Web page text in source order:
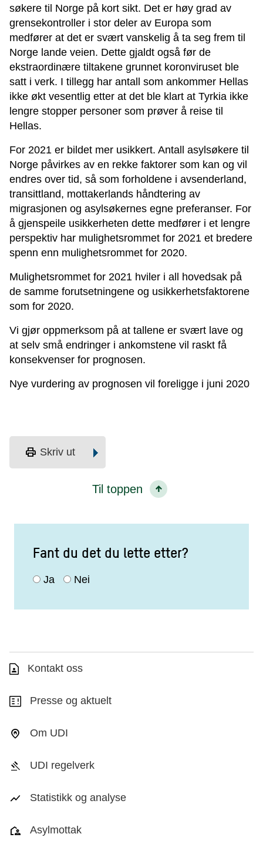
søkere til Norge på kort sikt. Det er høy grad av
grensekontroller i stor deler av Europa som
medfører at det er svært vanskelig å ta seg frem til
Norge lande veien. Dette gjaldt også før de
ekstraordinære tiltakene grunnet koronviruset ble
satt i verk. I tillegg har antall som ankommer Hellas
ikke økt vesentlig etter at det ble klart at Tyrkia ikke
lengre stopper personer som prøver å reise til
Hellas.
For 2021 er bildet mer usikkert. Antall asylsøkere til
Norge påvirkes av en rekke faktorer som kan og vil
endres over tid, så som forholdene i avsenderland,
transittland, mottakerlands håndtering av
migrasjonen og asylsøkernes egne preferanser. For
å gjenspeile usikkerheten dette medfører i et lengre
perspektiv har mulighetsrommet for 2021 et bredere
spenn enn mulighetsrommet for 2020.
Mulighetsrommet for 2021 hviler i all hovedsak på
de samme forutsetningene og usikkerhetsfaktorene
som for 2020.
Vi gjør oppmerksom på at tallene er svært lave og
at selv små endringer i ankomstene vil raskt få
konsekvenser for prognosen.
Nye vurdering av prognosen vil foreligge i juni 2020
print Skriv ut
Til toppen
Fant du det du lette etter?
Ja Nei
Kontakt oss
Presse og aktuelt
Om UDI
UDI regelverk
Statistikk og analyse
Asylmottak